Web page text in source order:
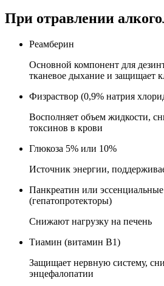
При отравлении
Реамберин
Основной компонент для
тканевое дыхание и защищает
Физраствор (0,9% натрия
Восполняет объем жидкости,
токсинов в крови
Глюкоза 5% или 10%
Источник энергии,
Панкреатин или
(гепатопротекторы)
Снижают нагрузку на печень
Тиамин (витамин B1)
Защищает нервную систему,
энцефалопатии